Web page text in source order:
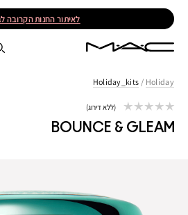
לאיתור החנות הקרובה
Holiday
/
Holiday_kits
BOUNCE & GLEAM
ללא דירוג